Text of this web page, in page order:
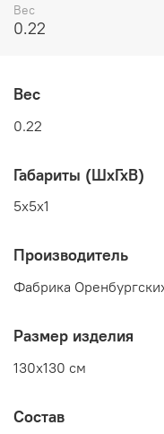
Вес
0.22
Вес
0.22
Габариты (ШхГхВ)
5x5x1
Производитель
Фабрика
Размер изделия
130x130 см
Состав